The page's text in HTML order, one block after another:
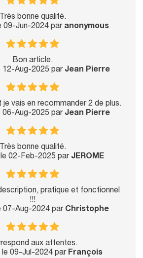
Très bonne qualité.
09-Jun-2024 par anonymous
Bon article.
12-Aug-2025 par Jean Pierre
je vais en recommander 2 de plus.
06-Aug-2025 par Jean Pierre
Très bonne qualité.
02-Feb-2025 par JEROME
pratique et fonctionnel
!!!
07-Aug-2024 par Christophe
aux attentes.
le 09-Jul-2024 par François